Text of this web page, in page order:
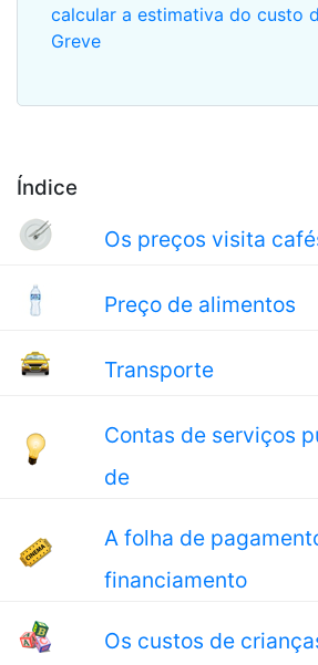
Índice
Os preços visita
Preço de alimentos
Transporte
Contas de serviços
de
A folha de
financiamento
Os custos de
calcular a estimativa do custo
Greve